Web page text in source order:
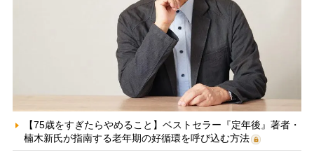
【75歳をすぎたらやめること】ベストセラー『定年後』著者・
楠木新氏が指南する老年期の好循環を呼び込む方法